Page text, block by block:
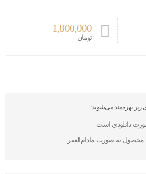
1,800,000
تومان
زیر بهره‌مند می‌شوید:
دانلودی است
به صورت مادام‌العمر